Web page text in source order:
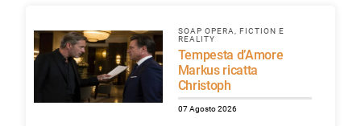
SOAP OPERA, FICTION E
REALITY
Tempesta d’Amore
Markus ricatta
Christoph
07 Agosto 2026